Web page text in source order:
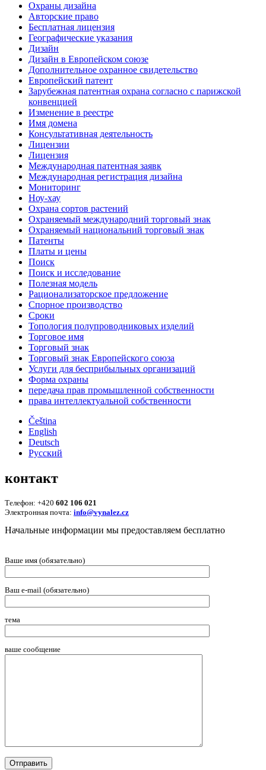
Oхраны дизайна
Авторские правo
Бесплатная лицензия
Географические указания
Дизайн
Дизайн в Европейском союзе
Дополнительное охранное свидетельство
Европейский патент
Зарубежная патентная охрана согласно с парижской
конвенцией
Изменение в реестре
Имя домена
Консультативная деятельность
Лицензии
Лицензия
Международная патентная заявк
Международная регистрация дизайна
Мониторинг
Ноу-хау
Охрана сортов растений
Охраняемый международний торговый знак
Охраняемый национальний торговый знак
Патенты
Платы и цены
Поиск
Поиск и исследование
Полезная модель
Рационализаторское предложение
Спорное производство
Сроки
Топология полупроводниковых изделий
Торговое имя
Торговый знак
Торговый знак Европейского союза
Услуги для беcприбыльных организаций
Форма охраны
передача прав промышленной собственности
права интеллектуальной собственности
Čeština
English
Deutsch
Русский
контакт
Телефон: +420 602 106 021
Электронная почта: info@vynalez.cz
Начальные информации мы предоставляем беcплатно
Ваше имя (обязательно)
Ваш e-mail (обязательно)
тема
ваше сообщение